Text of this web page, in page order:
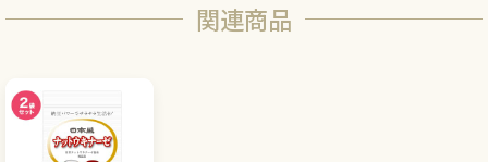
関連商品